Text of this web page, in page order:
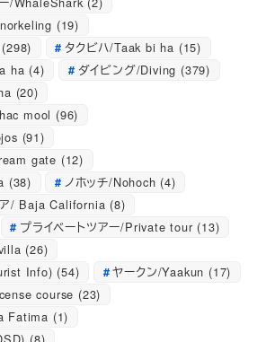
(19)
(298) タクビハ/Taak bi ha (15)
ha (4) ダイビング/Diving (379)
(20)
mool (96)
(91)
gate (12)
(38) ノホッチ/Nohoch (4)
ア/ Baja California (8)
プライベートツアー/Private tour (13)
(26)
Info) (54) ヤークン/Yaakun (17)
course (23)
Fatima (1)